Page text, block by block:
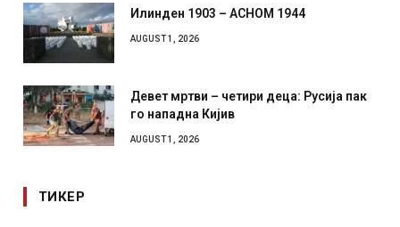
Илинден 1903 – АСНОМ 1944
AUGUST 1, 2026
Девет мртви – четири деца: Русија пак
го нападна Кијив
AUGUST 1, 2026
ТИКЕР